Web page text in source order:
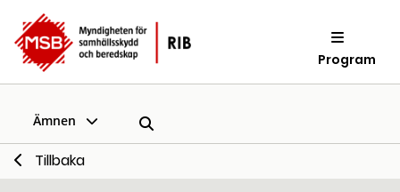
Program
Ämnen
Tillbaka